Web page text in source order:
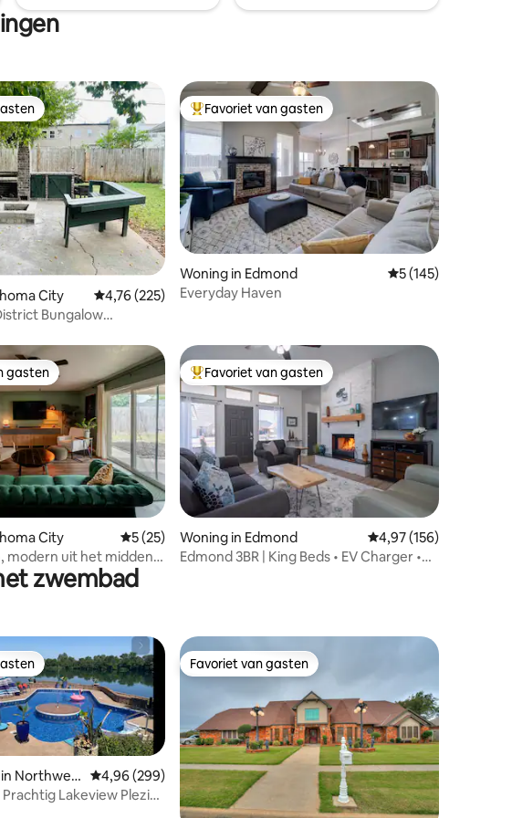
keukenbenodigdheden die u nodig hebt.
op 5, 127 recensies
City Gemiddelde beoordeling van 4,76 op 5, 225 recensies
4,76 (225)
Bungalow
Topfavoriet van gasten
Favoriet van gasten
Woning in Edmond Gemiddelde
5 (145)
Everyday Haven
op 5, 110 recensies
gasten
gasten
City Gemiddelde beoordeling van 5 op 5, 25 recensies
5 (25)
modern uit het midden
buurt
Topfavoriet van gasten
Favoriet van gasten
Woning in Edmond Gemiddelde
4,97 (156)
Edmond 3BR | King Beds • EV Charger •
zwembad
4,95 op 5, 22 recensies
Northwest Gemiddelde beoordeling van 4,96 op 5, 299 recensies
4,96 (299)
Lakeview Plezier
Favoriet van gasten
Favoriet van gasten